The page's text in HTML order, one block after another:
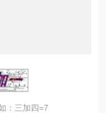
：三加四=7